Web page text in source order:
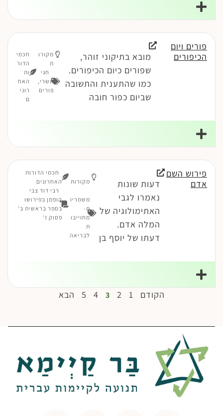
פורים ויום
הכיפורים
מובא בתיקוני זוהר,
שפורים כיום הכיפורים.
כמו שהתענית והתשובה
שביום כפור חובה
מקורו
ת
חגי
תשרי,
פורים
חכמי
הדור
ות
האח
רוני
ם
פירוש השם
אדם
דעות שונות
נאמרו לגבי
האתימולוגיה של
המלה אדם.
דעתו של יוסף בן
מקורות
משמריו
ת-
מחוייבו
ת
לבריאה
חכמי הדורות
האחרונים
רבי דוד צבי
הופמן בפירושו
בספר בראשית ב'
פסוק ז'
הקודם 1
2
3
4
5 הבא